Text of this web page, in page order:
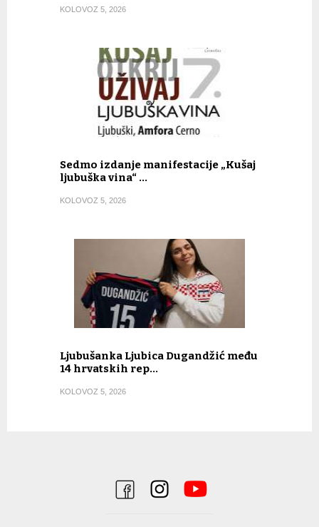
KOLOVOZ 5, 2026
Sedmo izdanje manifestacije „Kušaj
ljubuška vina“ …
KOLOVOZ 5, 2026
Ljubušanka Ljubica Dugandžić među
14 hrvatskih rep…
KOLOVOZ 5, 2026